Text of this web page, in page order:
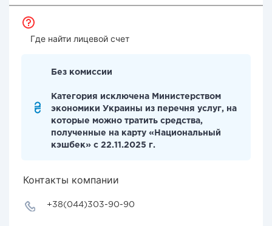
Где найти лицевой счет
Без комиссии
Категория исключена Министерством
экономики Украины из перечня услуг, на
которые можно тратить средства,
полученные на карту «Национальный
кэшбек» с 22.11.2025 г.
Контакты компании
+38(044)303-90-90